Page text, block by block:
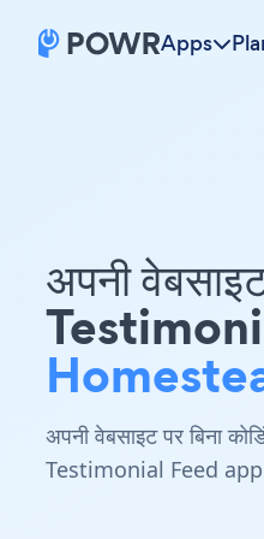
Apps
अपनी
अपनी वेबसाइट पर बिना
Testimonial Feed app